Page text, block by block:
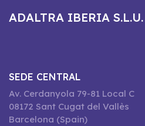
ADALTRA IBERIA S.L.U.
SEDE CENTRAL
Av. Cerdanyola 79-81 Local C
08172 Sant Cugat del Vallès
Barcelona (Spain)